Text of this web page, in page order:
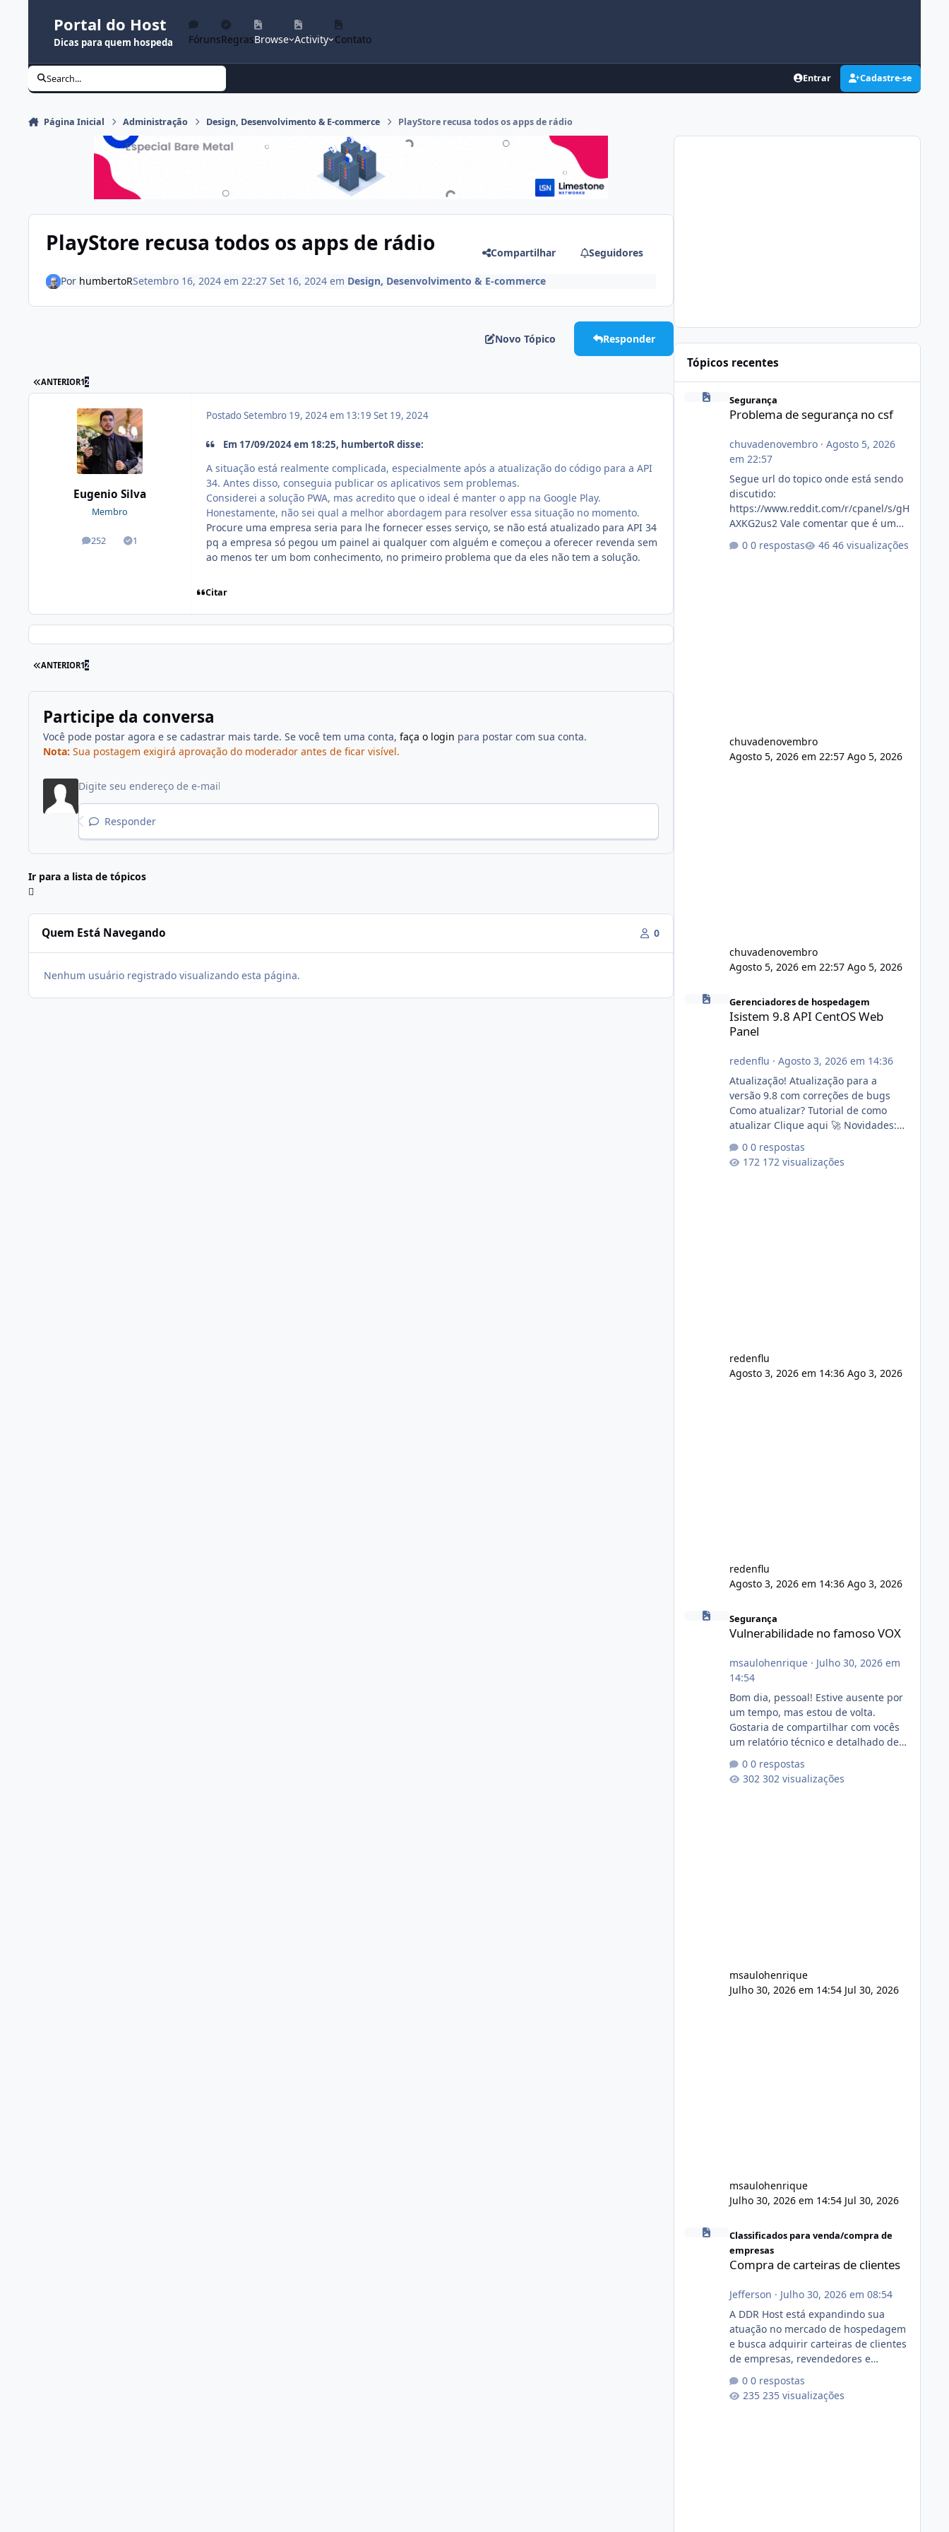
Portal do Host
Dicas para quem hospeda FórunsRegrasBrowse Activity Contato
Search... Entrar Cadastre-se
Página Inicial Administração Design, Desenvolvimento & E-commerce PlayStore recusa todos os apps de rádio
PlayStore recusa todos os apps de rádio Compartilhar Seguidores
Por humbertoRSetembro 16, 2024 em 22:27 Set 16, 2024em Design, Desenvolvimento & E-commerce
Novo Tópico Responder
ANTERIOR12
Eugenio Silva
Membro
252
posts 1
Soluções
PostadoSetembro 19, 2024 em 13:19 Set 19, 2024
Em 17/09/2024 em 18:25, humbertoR disse:
A situação está realmente complicada, especialmente após a atualização do código para a API
34. Antes disso, conseguia publicar os aplicativos sem problemas.
Considerei a solução PWA, mas acredito que o ideal é manter o app na Google Play.
Honestamente, não sei qual a melhor abordagem para resolver essa situação no momento.
Procure uma empresa seria para lhe fornecer esses serviço, se não está atualizado para API 34
pq a empresa só pegou um painel ai qualquer com alguém e começou a oferecer revenda sem
ao menos ter um bom conhecimento, no primeiro problema que da eles não tem a solução.
Citar
ANTERIOR12
Participe da conversa
Você pode postar agora e se cadastrar mais tarde. Se você tem uma conta, faça o login para postar com sua conta.
Nota: Sua postagem exigirá aprovação do moderador antes de ficar visível.
Responder
Ir para a lista de tópicos
Quem Está Navegando 0
Nenhum usuário registrado visualizando esta página.
Tópicos recentes
Problema de segurança no csf
Segurança
Problema de segurança no csf
chuvadenovembro· Agosto 5, 2026
em 22:57
Segue url do topico onde está sendo
discutido:
https://www.reddit.com/r/cpanel/s/gH
AXKG2us2 Vale comentar que é um
topico do cpanel... Não sei como ta a
pegada no da.
0 respostas 46 visualizações
chuvadenovembro
Agosto 5, 2026 em 22:57 Ago 5, 2026
chuvadenovembro
Agosto 5, 2026 em 22:57 Ago 5, 2026
Isistem 9.8 API CentOS Web Panel
Gerenciadores de hospedagem
Isistem 9.8 API CentOS Web
Panel
redenflu · Agosto 3, 2026 em 14:36
Atualização! Atualização para a
versão 9.8 com correções de bugs
Como atualizar? Tutorial de como
atualizar Clique aqui 🚀 Novidades:
publico para consulta de sub.dominio
autorizado a usasr o isistem:
0 respostas
172 visualizações
redenflu
Agosto 3, 2026 em 14:36 Ago 3, 2026
redenflu
Agosto 3, 2026 em 14:36 Ago 3, 2026
Vulnerabilidade no famoso VOX
Segurança
Vulnerabilidade no famoso VOX
msaulohenrique· Julho 30, 2026 em
14:54
Bom dia, pessoal! Estive ausente por
um tempo, mas estou de volta.
Gostaria de compartilhar com vocês
um relatório técnico e detalhado de
conformidade referente
ao VOXPANEL (versão atualmente em
0 respostas
302 visualizações
msaulohenrique
Julho 30, 2026 em 14:54 Jul 30, 2026
msaulohenrique
Julho 30, 2026 em 14:54 Jul 30, 2026
Compra de carteiras de clientes
Classificados para venda/compra de
empresas
Compra de carteiras de clientes
Jefferson · Julho 30, 2026 em 08:54
A DDR Host está expandindo sua
atuação no mercado de hospedagem
e busca adquirir carteiras de clientes
de empresas, revendedores e
suas atividades ou reduzir sua
operação. Se você possui clientes
0 respostas
235 visualizações